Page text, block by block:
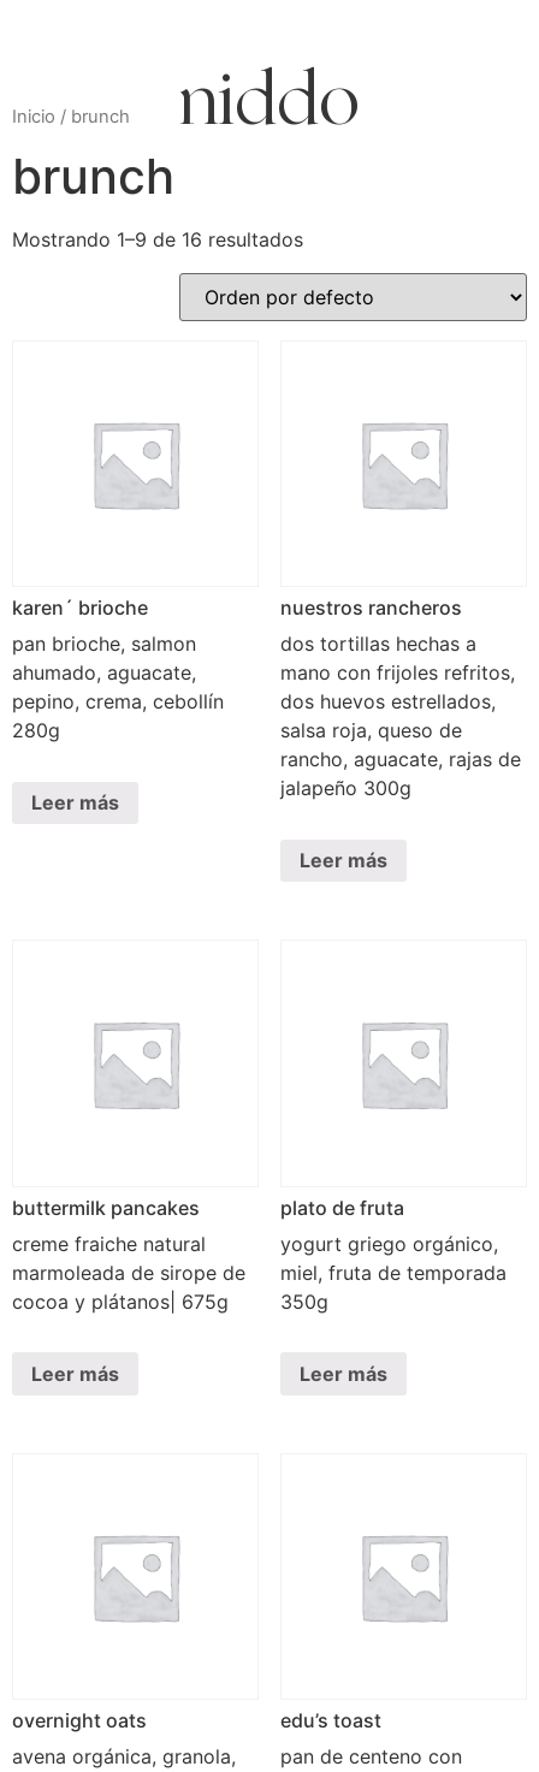
cdmx
Inicio / brunch
brunch
Mostrando 1–9 de 16 resultados
karen´ brioche
pan brioche, salmon
ahumado, aguacate,
pepino, crema, cebollín
280g
Leer más
nuestros rancheros
dos tortillas hechas a
mano con frijoles refritos,
dos huevos estrellados,
salsa roja, queso de
rancho, aguacate, rajas de
jalapeño 300g
Leer más
buttermilk pancakes
creme fraiche natural
marmoleada de sirope de
cocoa y plátanos| 675g
Leer más
plato de fruta
yogurt griego orgánico,
miel, fruta de temporada
350g
Leer más
overnight oats
avena orgánica, granola,
edu’s toast
pan de centeno con